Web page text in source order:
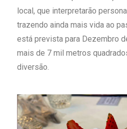
local, que interpretarão
trazendo ainda mais vida ao
está prevista para Dezembro
mais de 7 mil metros
diversão.